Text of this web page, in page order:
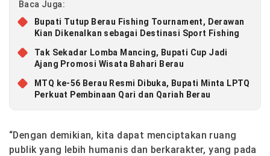
Baca Juga:
Bupati Tutup Berau Fishing Tournament, Derawan
Kian Dikenalkan sebagai Destinasi Sport Fishing
Tak Sekadar Lomba Mancing, Bupati Cup Jadi
Ajang Promosi Wisata Bahari Berau
MTQ ke-56 Berau Resmi Dibuka, Bupati Minta LPTQ
Perkuat Pembinaan Qari dan Qariah Berau
“Dengan demikian, kita dapat menciptakan ruang
publik yang lebih humanis dan berkarakter, yang pada